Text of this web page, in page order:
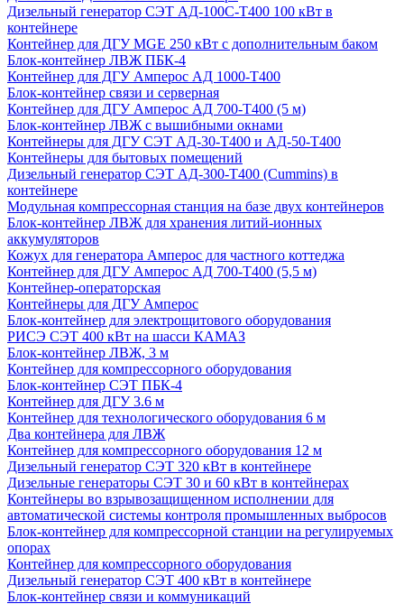
Дизельный генератор СЭТ АД-100С-Т400 100 кВт в
контейнере
Контейнер для ДГУ MGE 250 кВт с дополнительным баком
Блок-контейнер ЛВЖ ПБК-4
Контейнер для ДГУ Амперос АД 1000-Т400
Блок-контейнер связи и серверная
Контейнер для ДГУ Амперос АД 700-Т400 (5 м)
Блок-контейнер ЛВЖ с вышибными окнами
Контейнеры для ДГУ СЭТ АД-30-Т400 и АД-50-Т400
Контейнеры для бытовых помещений
Дизельный генератор СЭТ АД-300-Т400 (Cummins) в
контейнере
Модульная компрессорная станция на базе двух контейнеров
Блок-контейнер ЛВЖ для хранения литий-ионных
аккумуляторов
Кожух для генератора Амперос для частного коттеджа
Контейнер для ДГУ Амперос АД 700-Т400 (5,5 м)
Контейнер-операторская
Контейнеры для ДГУ Амперос
Блок-контейнер для электрощитового оборудования
РИСЭ СЭТ 400 кВт на шасси КАМАЗ
Блок-контейнер ЛВЖ, 3 м
Контейнер для компрессорного оборудования
Блок-контейнер СЭТ ПБК-4
Контейнер для ДГУ 3.6 м
Контейнер для технологического оборудования 6 м
Два контейнера для ЛВЖ
Контейнер для компрессорного оборудования 12 м
Дизельный генератор СЭТ 320 кВт в контейнере
Дизельные генераторы СЭТ 30 и 60 кВт в контейнерах
Контейнеры во взрывозащищенном исполнении для
автоматической системы контроля промышленных выбросов
Блок-контейнер для компрессорной станции на регулируемых
опорах
Контейнер для компрессорного оборудования
Дизельный генератор СЭТ 400 кВт в контейнере
Блок-контейнер связи и коммуникаций